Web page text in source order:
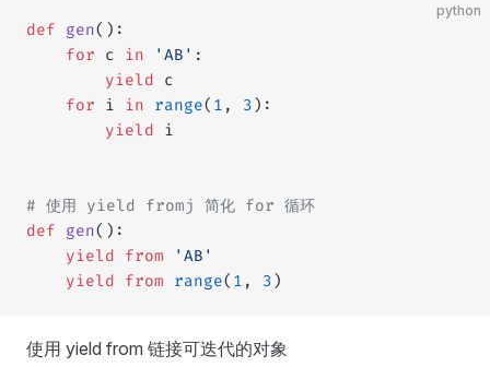
python
def gen():
    for
c in 'AB' :
        yield
c
    for
i in range( 1 , 3 ):
        yield
i
# 使用 yield fromj 简化 for 循环
def gen():
    yield from
'AB'
    yield from
range( 1 , 3 )
使用 yield from 链接可迭代的对象